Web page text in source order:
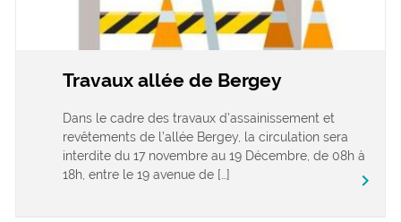
Travaux allée de Bergey
Dans le cadre des travaux d’assainissement et
revêtements de l’allée Bergey, la circulation sera
interdite du 17 novembre au 19 Décembre, de 08h à
18h, entre le 19 avenue de […]
keyboard_arrow_right